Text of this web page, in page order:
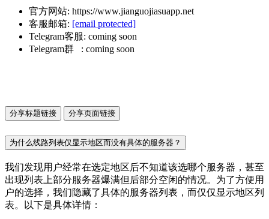
官方网站: https://www.jianguojiasuapp.net
客服邮箱: [email protected]
Telegram客服: coming soon
Telegram群 : coming soon
分享标题链接 分享页面链接
为什么线路列表仅显示地区而没有具体的服务器？
我们发现用户经常在选定地区后不知道该选哪个服务器，甚至
出现列表上部分服务器爆满但后部分空闲的情况。为了方便用
户的选择，我们隐藏了具体的服务器列表，而仅仅显示地区列
表。以下是具体详情：